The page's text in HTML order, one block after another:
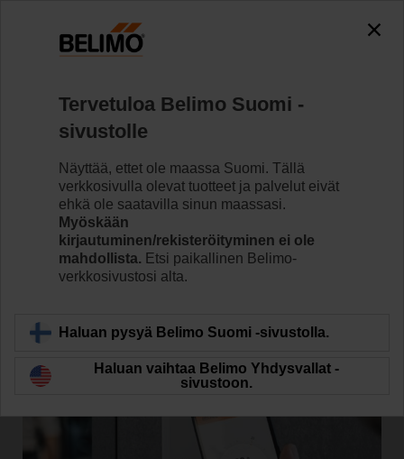
Anturit/Mittarit
Belimo Display App
huoneyksiköiden senhetkisten arvojen näytön sekä
asetusarvojen säätämisen.
Tervetuloa Belimo Suomi -
sivustolle
Näyttää, ettet ole maassa Suomi. Tällä
verkkosivulla olevat tuotteet ja palvelut eivät
ehkä ole saatavilla sinun maassasi.
Myöskään
kirjautuminen/rekisteröityminen ei ole
mahdollista. Etsi paikallinen Belimo-
verkkosivustosi alta.
Haluan pysyä Belimo Suomi -sivustolla.
Haluan vaihtaa Belimo Yhdysvallat -
sivustoon.